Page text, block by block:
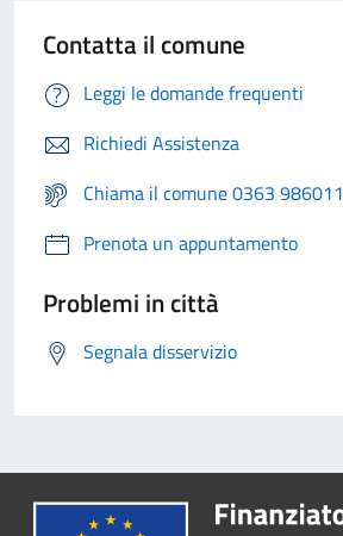
Contatta il comune
Leggi le domande frequenti
Richiedi Assistenza
Chiama il comune 0363 986011
Prenota un appuntamento
Problemi in città
Segnala disservizio